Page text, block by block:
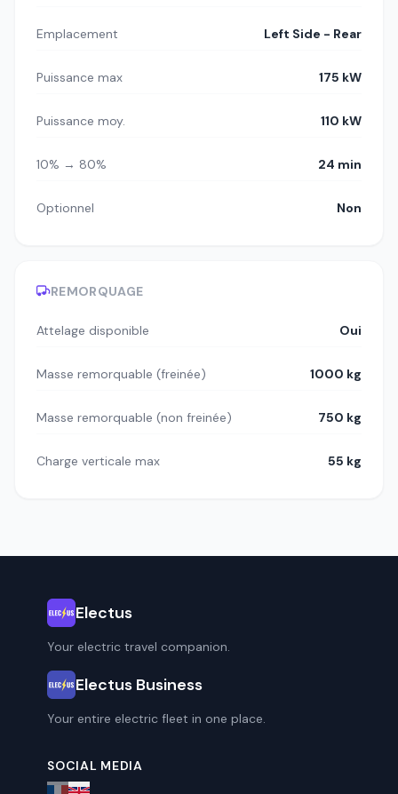
Emplacement Left Side - Rear
Puissance max 175 kW
Puissance moy. 110 kW
10% → 80% 24 min
Optionnel Non
REMORQUAGE
Attelage disponible Oui
Masse remorquable (freinée) 1000 kg
Masse remorquable (non freinée) 750 kg
Charge verticale max 55 kg
Electus
Your electric travel companion.
Electus Business
Your entire electric fleet in one place.
SOCIAL MEDIA